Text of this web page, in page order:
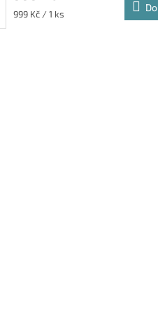
Měrná
999 Kč / 1 ks